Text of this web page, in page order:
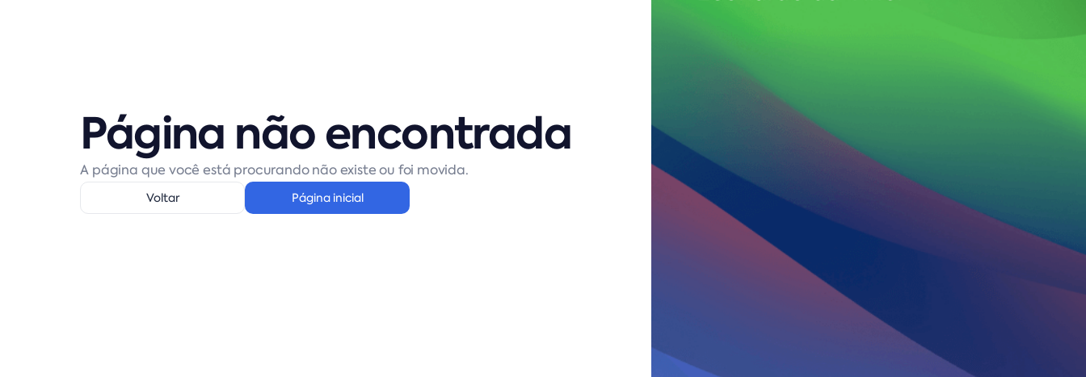
Página não encontrada
A página que você está procurando não existe ou foi movida.
Voltar Página inicial